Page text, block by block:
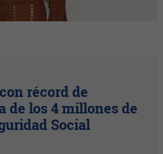
récord de
de los 4 millones de
Social